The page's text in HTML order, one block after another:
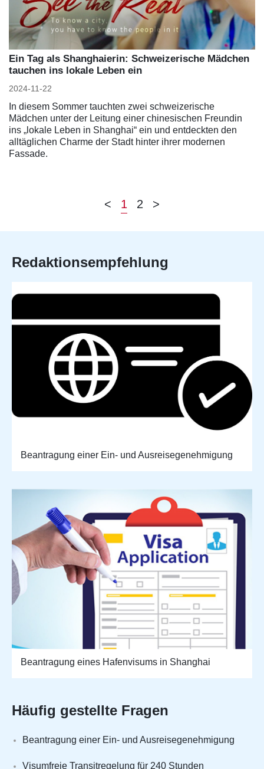
Ein Tag als Shanghaierin: Schweizerische Mädchen
tauchen ins lokale Leben ein
2024-11-22
In diesem Sommer tauchten zwei schweizerische
Mädchen unter der Leitung einer chinesischen Freundin
ins „lokale Leben in Shanghai“ ein und entdeckten den
alltäglichen Charme der Stadt hinter ihrer modernen
Fassade.
< 1 2 >
Redaktionsempfehlung
Beantragung einer Ein- und Ausreisegenehmigung
Beantragung eines Hafenvisums in Shanghai
Häufig gestellte Fragen
Beantragung einer Ein- und Ausreisegenehmigung
Visumfreie Transitregelung für 240 Stunden